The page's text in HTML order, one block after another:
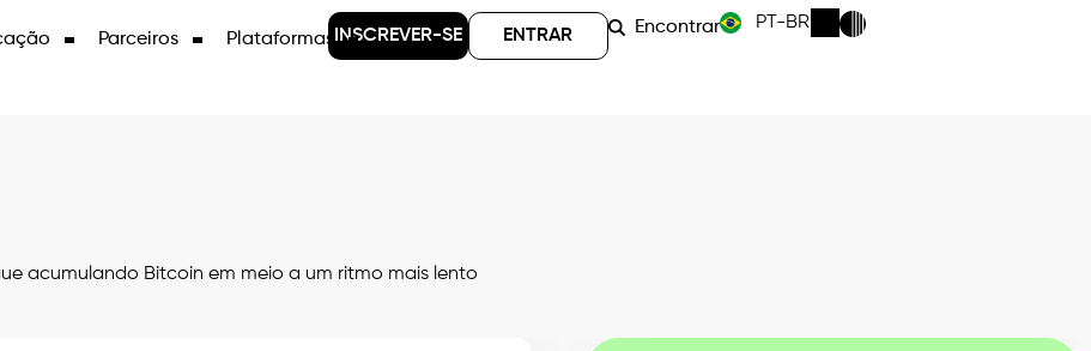
Parceiros Plataformas INSCREVER-SE ENTRAR Encontrar PT-BR
acumulando Bitcoin em meio a um ritmo mais lento